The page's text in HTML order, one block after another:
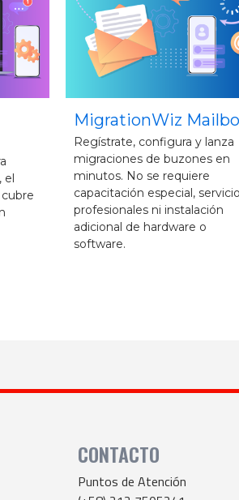
MigrationWiz Public
Folder
Mueve tus datos de Carpetas
Públicas de manera rápida y
interrupciones para los
CONTACTO
Puntos de Atención